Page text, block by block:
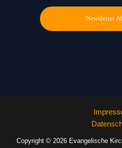
Copyright © 2026 Evangelische